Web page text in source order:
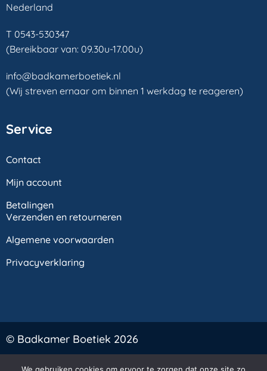
Nederland
T 0543-530347
(Bereikbaar van: 09.30u-17.00u)
info@badkamerboetiek.nl
(Wij streven ernaar om binnen 1 werkdag te reageren)
Service
Contact
Mijn account
Betalingen
Verzenden en retourneren
Algemene voorwaarden
Privacyverklaring
© Badkamer Boetiek 2026
Veilig online betalen: